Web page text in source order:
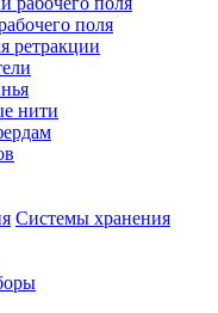
поля
ретракции
нити
Системы хранения